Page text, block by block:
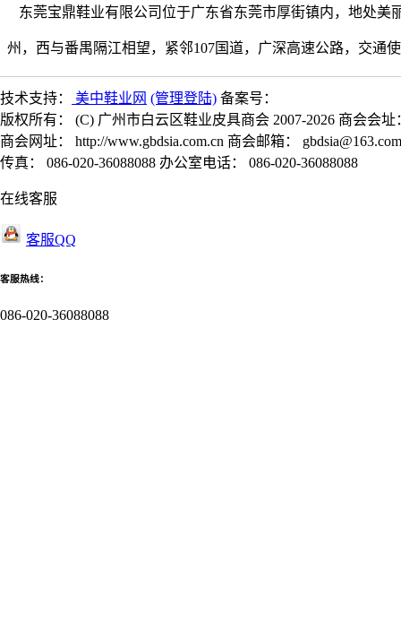
东莞宝鼎鞋业有限公司位于广东省东莞市厚街镇内，地处
州，西与番禺隔江相望，紧邻107国道，广深高速公路，交通
技术支持： 美中鞋业网 (管理登陆) 备案号：
版权所有： (C) 广州市白云区鞋业皮具商会 2007-2026 商会会
商会网址： http://www.gbdsia.com.cn 商会邮箱： gbdsia@163.com
传真： 086-020-36088088 办公室电话： 086-020-36088088
在线客服
客服QQ
客服热线：
086-020-36088088